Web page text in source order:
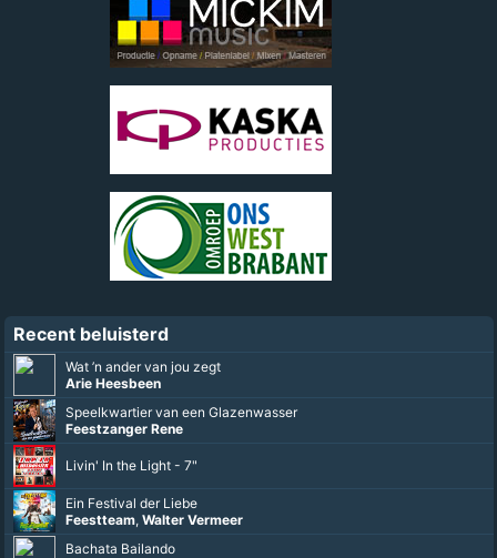
Recent beluisterd
Wat ’n ander van jou zegt
Arie Heesbeen
Speelkwartier van een Glazenwasser
Feestzanger Rene
Livin' In the Light - 7"
Ein Festival der Liebe
Feestteam, Walter Vermeer
Bachata Bailando